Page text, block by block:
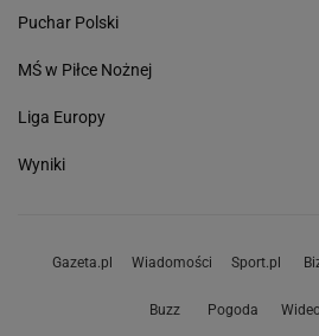
Puchar Polski
MŚ w Piłce Nożnej
Liga Europy
Wyniki
Gazeta.pl Wiadomości Sport.pl
Buzz Pogoda